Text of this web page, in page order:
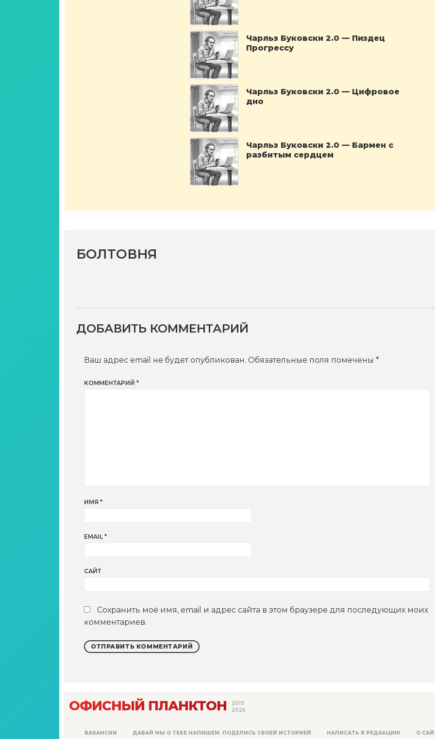
Чарльз Буковски 2.0 — Пиздец
Прогрессу
Чарльз Буковски 2.0 — Цифровое
дно
Чарльз Буковски 2.0 — Бармен с
разбитым сердцем
БОЛТОВНЯ
ДОБАВИТЬ КОММЕНТАРИЙ
Ваш адрес email не будет опубликован. Обязательные поля помечены *
КОММЕНТАРИЙ *
ИМЯ *
EMAIL *
САЙТ
Сохранить моё имя, email и адрес сайта в этом браузере для последующих моих
комментариев.
ОФИСНЫЙ ПЛАНКТОН
2013
2026
ВАКАНСИИ ДАВАЙ МЫ О ТЕБЕ НАПИШЕМ. ПОДЕЛИСЬ СВОЕЙ ИСТОРИЕЙ НАПИСАТЬ В РЕДАКЦИЮ О